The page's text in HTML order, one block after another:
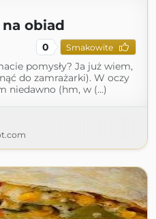
obiad
0 Smakowite
pomysły? Ja już wiem,
do zamrażarki). W oczy
niedawno (hm, w (...)